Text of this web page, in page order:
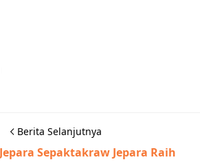
Berita Selanjutnya
Sepaktakraw Jepara Raih